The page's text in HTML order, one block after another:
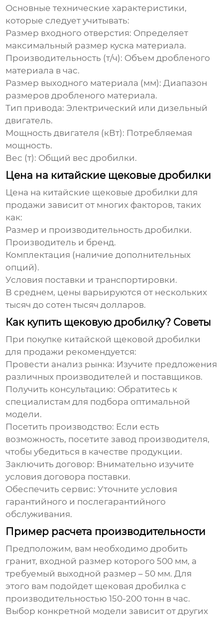
Основные технические характеристики,
которые следует учитывать:
Размер входного отверстия: Определяет
максимальный размер куска материала.
Производительность (т/ч): Объем дробленого
материала в час.
Размер выходного материала (мм): Диапазон
размеров дробленого материала.
Тип привода: Электрический или дизельный
двигатель.
Мощность двигателя (кВт): Потребляемая
мощность.
Вес (т): Общий вес дробилки.
Цена на китайские щековые дробилки
Цена на китайские щековые дробилки для
продажи зависит от многих факторов, таких
как:
Размер и производительность дробилки.
Производитель и бренд.
Комплектация (наличие дополнительных
опций).
Условия поставки и транспортировки.
В среднем, цены варьируются от нескольких
тысяч до сотен тысяч долларов.
Как купить щековую дробилку? Советы
При покупке китайской щековой дробилки
для продажи рекомендуется:
Провести анализ рынка: Изучите предложения
различных производителей и поставщиков.
Получить консультацию: Обратитесь к
специалистам для подбора оптимальной
модели.
Посетить производство: Если есть
возможность, посетите завод производителя,
чтобы убедиться в качестве продукции.
Заключить договор: Внимательно изучите
условия договора поставки.
Обеспечить сервис: Уточните условия
гарантийного и послегарантийного
обслуживания.
Пример расчета производительности
Предположим, вам необходимо дробить
гранит, входной размер которого 500 мм, а
требуемый выходной размер – 50 мм. Для
этого вам подойдет щековая дробилка с
производительностью 150-200 тонн в час.
Выбор конкретной модели зависит от других